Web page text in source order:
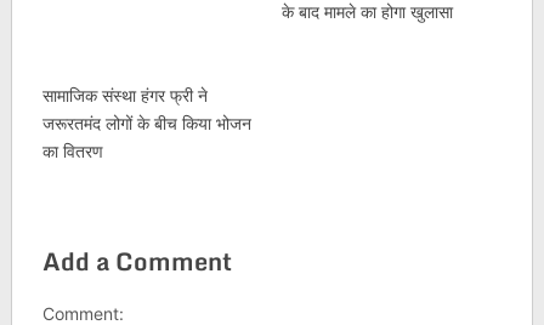
के बाद मामले का होगा खुलासा
सामाजिक संस्था हंगर फ्री ने
जरूरतमंद लोगों के बीच किया भोजन
का वितरण
Add a Comment
Comment: